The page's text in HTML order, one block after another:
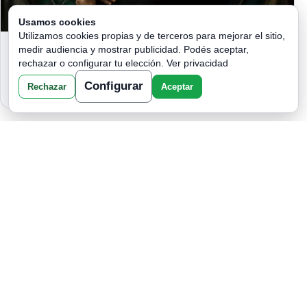
NADIE PODRÁ SEPARAR A ESTOS
SIGNOS DEL ZODIACO: ¡EL AMOR
QUE DESAFÍA A LOS ASTROS!
Usamos cookies
Utilizamos cookies propias y de terceros para mejorar el sitio,
medir audiencia y mostrar publicidad. Podés aceptar,
rechazar o configurar tu elección. Ver privacidad
Rechazar Configurar Aceptar